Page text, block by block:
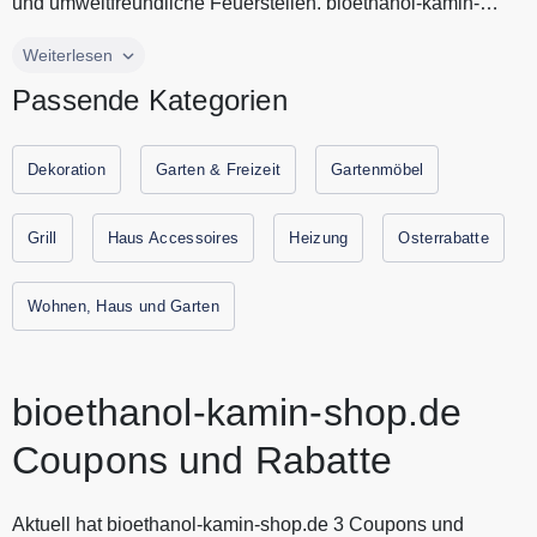
bioethanol-kamin-shop.de sind Experten für Ethanol Kamine
shop.de verkauft Ethanol Kaminen, Elektrokaminen und
hochwertigen Kaminen finden Sie bei bioethanol-kamin-
shop.de Grillöfen, Terrassenheizungen, Pizzaöfen und
vieles mehr. Sparen Sie jetzt durch Gutscheine.codes mit
den aktuellen Gutscheinen und Rabattaktionen von
bioethanol-kamin-shop.de.
Weiterlesen
Passende Kategorien
Dekoration Garten & Freizeit Gartenmöbel
Grill Haus Accessoires Heizung Osterrabatte
Wohnen, Haus und Garten
bioethanol-kamin-shop.de
Coupons und Rabatte
Aktuell hat bioethanol-kamin-shop.de 3 Coupons und